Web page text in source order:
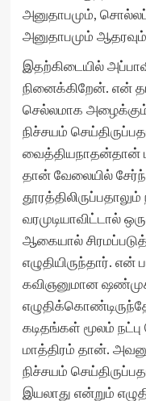
அனுதாபமும்,
அனுதாபமும்
இதற்கிடையில்
நினைக்கிறேன். என்
செல்லமாக
நிச்சயம்
வைத்தியநாதன்தான்
தான் வேலையில்
வரமுடியாவிட்டால்
ஆகையால்
எழுதியிருந்தார்.
கவிஞனுமான
கடிதங்கள் மூலம்
மாத்திரம் தான்.
நிச்சயம்
இயலாது என்றும்